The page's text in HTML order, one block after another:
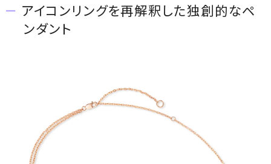
アイコンリングを再解釈した独創的なペ
ンダント